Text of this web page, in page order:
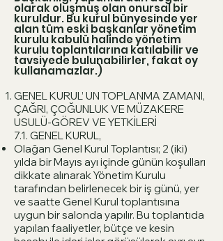
olarak oluşmuş olan onursal bir
kuruldur. Bu kurul bünyesinde yer
alan tüm eski başkanlar yönetim
kurulu kabulü halinde yönetim
kurulu toplantılarına katılabilir ve
tavsiyede bulunabilirler, fakat oy
kullanamazlar.)
GENEL KURUL’ UN TOPLANMA ZAMANI,
ÇAĞRI, ÇOĞUNLUK VE MÜZAKERE
USULÜ-GÖREV VE YETKİLERİ
7.1. GENEL KURUL,
Olağan Genel Kurul Toplantısı; 2 (iki)
yılda bir Mayıs ayı içinde günün koşulları
dikkate alınarak Yönetim Kurulu
tarafından belirlenecek bir iş günü, yer
ve saatte Genel Kurul toplantısına
uygun bir salonda yapılır. Bu toplantıda
yapılan faaliyetler, bütçe ve kesin